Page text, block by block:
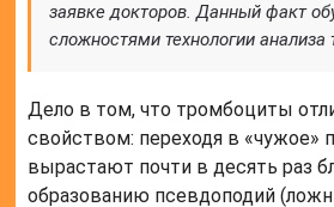
заявке докторов. Данный факт
сложностями технологии анализа
Дело в том, что тромбоциты
свойством: переходя в «чужое»
вырастают почти в десять раз
образованию псевдоподий